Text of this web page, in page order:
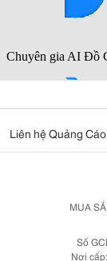
Liên hệ Quảng Cáo
MUA
Số
Nơi